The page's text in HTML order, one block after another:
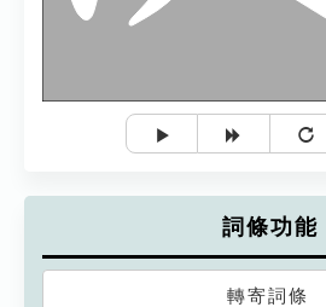
詞條功能
轉寄詞條